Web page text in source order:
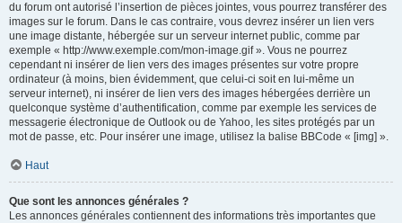
du forum ont autorisé l’insertion de pièces jointes, vous pourrez transférer des
images sur le forum. Dans le cas contraire, vous devrez insérer un lien vers
une image distante, hébergée sur un serveur internet public, comme par
exemple « http://www.exemple.com/mon-image.gif ». Vous ne pourrez
cependant ni insérer de lien vers des images présentes sur votre propre
ordinateur (à moins, bien évidemment, que celui-ci soit en lui-même un
serveur internet), ni insérer de lien vers des images hébergées derrière un
quelconque système d’authentification, comme par exemple les services de
messagerie électronique de Outlook ou de Yahoo, les sites protégés par un
mot de passe, etc. Pour insérer une image, utilisez la balise BBCode « [img] ».
Haut
Que sont les annonces générales ?
Les annonces générales contiennent des informations très importantes que